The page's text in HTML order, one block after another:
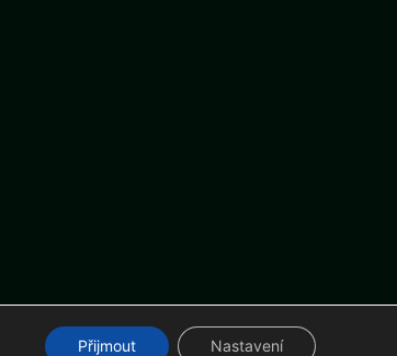
Přijmout Nastavení